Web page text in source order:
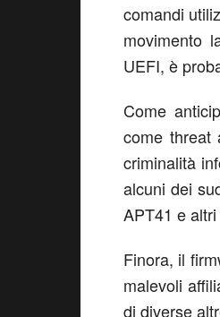
comandi
movimento
UEFI, è
Come
come threat
criminalità
alcuni dei
APT41 e
Finora, il
malevoli
di diverse